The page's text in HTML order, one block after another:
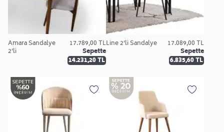
Amara Sandalye
2'li
17.789,00 TL
Sepette
14.231,20 TL
Line 2'li Sandalye 17.089,00 TL
Sepette
6.835,60 TL